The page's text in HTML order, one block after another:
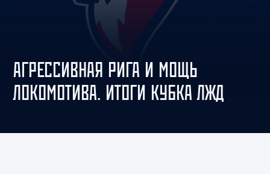
АГРЕССИВНАЯ РИГА И МОЩЬ
ЛОКОМОТИВА. ИТОГИ КУБКА ЛЖД